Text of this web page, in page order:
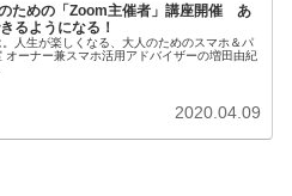
ための「Zoom主催者」講座開催 あ
るようになる！
。人生が楽しくなる、大人のためのスマホ＆パ
オーナー兼スマホ活用アドバイザーの増田由紀
2020.04.09